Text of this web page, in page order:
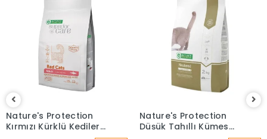
Nature's Protection
Kırmızı Kürklü Kediler
Nature's Protection
Düşük Tahıllı Kümes